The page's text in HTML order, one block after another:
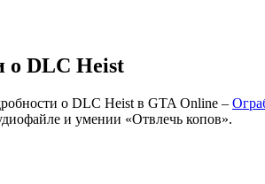
о DLC Heist
о DLC Heist в GTA Online –
и умении «Отвлечь копов».